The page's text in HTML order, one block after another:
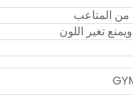
من المتاعب
تغير اللون